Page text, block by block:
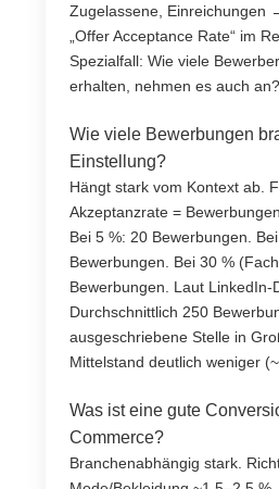
Zugelassene, Einreichungen
„Offer Acceptance Rate“ im
Spezialfall: Wie viele
erhalten, nehmen es auch an?
Wie viele Bewerbungen
Einstellung?
Hängt stark vom Kontext ab.
Akzeptanzrate =
Bei 5 %: 20 Bewerbungen.
Bewerbungen. Bei 30 %
Bewerbungen. Laut LinkedIn-
Durchschnittlich 250
ausgeschriebene Stelle in
Mittelstand deutlich weniger
Was ist eine gute
Commerce?
Branchenabhängig stark.